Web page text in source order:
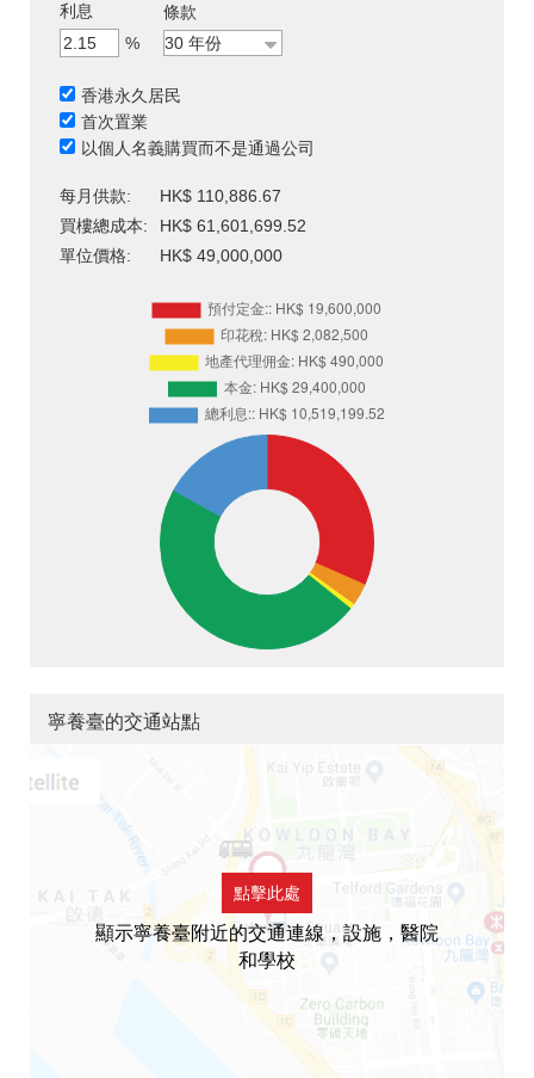
利息
%
條款
香港永久居民
首次置業
以個人名義購買而不是通過公司
每月供款:
HK$ 110,886.67
買樓總成本:
HK$ 61,601,699.52
單位價格:
HK$ 49,000,000
寧養臺的交通站點
點擊此處
顯示寧養臺附近的交通連線，設施，醫院
和學校